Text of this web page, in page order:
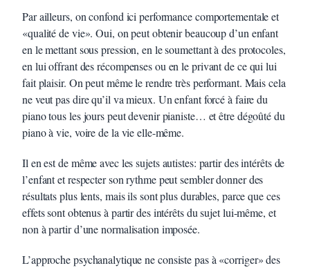
Par ailleurs, on confond ici performance comportementale et
«qualité de vie». Oui, on peut obtenir beaucoup d’un enfant
en le mettant sous pression, en le soumettant à des protocoles,
en lui offrant des récompenses ou en le privant de ce qui lui
fait plaisir. On peut même le rendre très performant. Mais cela
ne veut pas dire qu’il va mieux. Un enfant forcé à faire du
piano tous les jours peut devenir pianiste… et être dégoûté du
piano à vie, voire de la vie elle-même.
Il en est de même avec les sujets autistes: partir des intérêts de
l’enfant et respecter son rythme peut sembler donner des
résultats plus lents, mais ils sont plus durables, parce que ces
effets sont obtenus à partir des intérêts du sujet lui-même, et
non à partir d’une normalisation imposée.
L’approche psychanalytique ne consiste pas à «corriger» des